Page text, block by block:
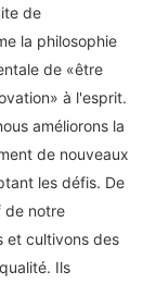
de
la philosophie
de «être
à l'esprit.
améliorons la
de nouveaux
les défis. De
de notre
et cultivons des
Ils